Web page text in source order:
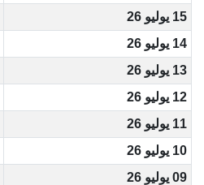
15 يوليو 26
14 يوليو 26
13 يوليو 26
12 يوليو 26
11 يوليو 26
10 يوليو 26
09 يوليو 26